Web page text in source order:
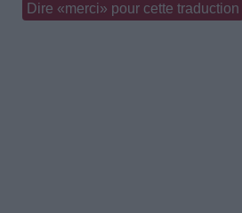
Dire «merci» pour cette traduction